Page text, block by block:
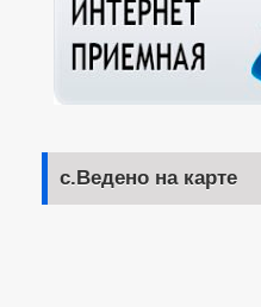
с.Ведено на карте